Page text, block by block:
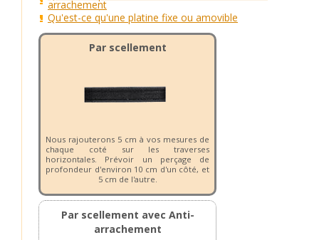
arrachement
Qu'est-ce qu'une platine fixe ou amovible
Par scellement
Nous rajouterons 5 cm à vos mesures de
chaque coté sur les traverses
horizontales. Prévoir un perçage de
profondeur d'environ 10 cm d'un côté, et
5 cm de l'autre.
Par scellement avec Anti-
arrachement